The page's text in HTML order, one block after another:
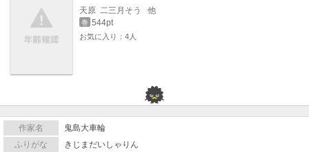
天原 二三月そう 他
巻 544pt
お気に入り：4人
作家名
鬼島大車輪
ふりがな
きじまだいしゃりん